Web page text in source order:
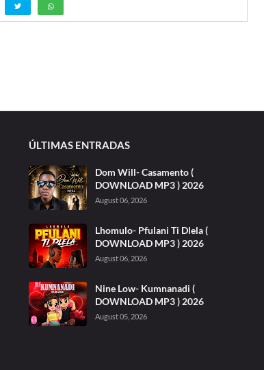
ÚLTIMAS ENTRADAS
Dom Will- Casamento (
DOWNLOAD MP3 ) 2026
August 06, 2026
Lhomulo- Pfulani Ti Dlela (
DOWNLOAD MP3 ) 2026
August 06, 2026
Nine Low- Kumnanadi (
DOWNLOAD MP3 ) 2026
August 05, 2026